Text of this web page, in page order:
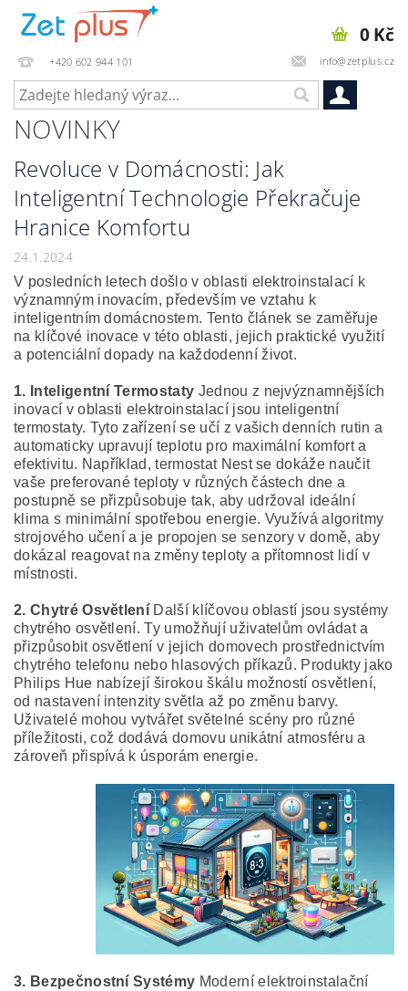
+420 602 944 101 info@zetplus.cz
0 Kč
NOVINKY
Revoluce v Domácnosti: Jak
Inteligentní Technologie Překračuje
Hranice Komfortu
24.1.2024
V posledních letech došlo v oblasti elektroinstalací k
významným inovacím, především ve vztahu k
inteligentním domácnostem. Tento článek se zaměřuje
na klíčové inovace v této oblasti, jejich praktické využití
a potenciální dopady na každodenní život.
1. Inteligentní Termostaty Jednou z nejvýznamnějších
inovací v oblasti elektroinstalací jsou inteligentní
termostaty. Tyto zařízení se učí z vašich denních rutin a
automaticky upravují teplotu pro maximální komfort a
efektivitu. Například, termostat Nest se dokáže naučit
vaše preferované teploty v různých částech dne a
postupně se přizpůsobuje tak, aby udržoval ideální
klima s minimální spotřebou energie. Využívá algoritmy
strojového učení a je propojen se senzory v domě, aby
dokázal reagovat na změny teploty a přítomnost lidí v
místnosti.
2. Chytré Osvětlení Další klíčovou oblastí jsou systémy
chytrého osvětlení. Ty umožňují uživatelům ovládat a
přizpůsobit osvětlení v jejich domovech prostřednictvím
chytrého telefonu nebo hlasových příkazů. Produkty jako
Philips Hue nabízejí širokou škálu možností osvětlení,
od nastavení intenzity světla až po změnu barvy.
Uživatelé mohou vytvářet světelné scény pro různé
příležitosti, což dodává domovu unikátní atmosféru a
zároveň přispívá k úsporám energie.
3. Bezpečnostní Systémy Moderní elektroinstalační